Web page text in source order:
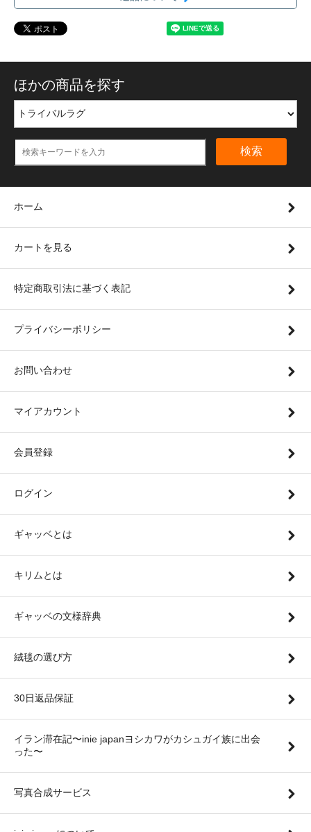
ほかの商品を探す
検索
ホーム
カートを見る
特定商取引法に基づく表記
プライバシーポリシー
お問い合わせ
マイアカウント
会員登録
ログイン
ギャッベとは
キリムとは
ギャッベの文様辞典
絨毯の選び方
30日返品保証
イラン滞在記〜inie japanヨシカワがカシュガイ族に出会
った〜
写真合成サービス